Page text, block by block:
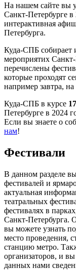
На нашем сайте вы
Санкт-Петербурге
интерактивная
Петербурга.
Куда-СПБ собирает
мероприятих
перечислены
которые проходят
например завтра,
Куда-СПБ в курсе
Петербурге в 2024
Если вы знаете о
нам!
Фестивали
В данном разделе
фестивалей и
актуальная
театральных
фестивалях в
Санкт-Петербурга.
вы можете узнать
место проведения,
станцию метро.
организаторов, и
данных нами